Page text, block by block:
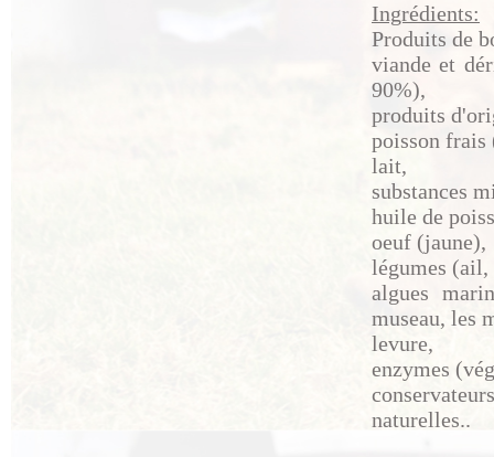
Ingrédients:
Produits de
viande et
90%),
produits
poisson frais
lait,
substances
huile de
oeuf (jaune),
légumes (ail,
algues
museau, les
levure,
enzymes
naturelles..